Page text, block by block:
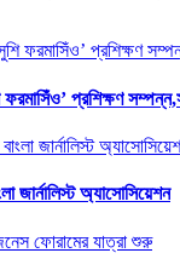
ফরমাসিঁও’ প্রশিক্ষণ
জার্নালিস্ট অ্যাসোসিয়েশন